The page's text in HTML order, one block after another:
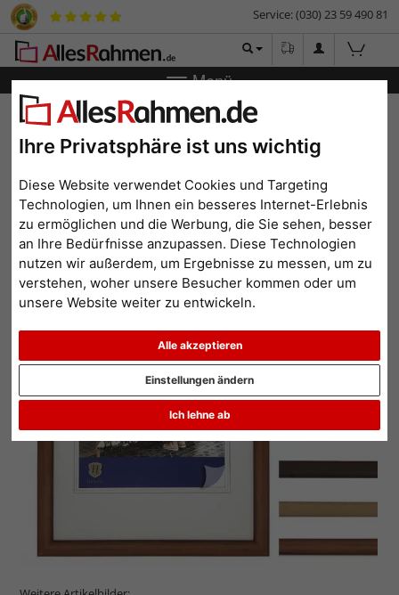
Ihre Privatsphäre ist uns wichtig
Diese Website verwendet Cookies und Targeting
Technologien, um Ihnen ein besseres Internet-Erlebnis
zu ermöglichen und die Werbung, die Sie sehen, besser
an Ihre Bedürfnisse anzupassen. Diese Technologien
nutzen wir außerdem, um Ergebnisse zu messen, um zu
verstehen, woher unsere Besucher kommen oder um
unsere Website weiter zu entwickeln.
Alle akzeptieren
Ich lehne ab
Einstellungen ändern
Service: (030) 23 59 490 81
Menü
Zurück| Bilderrahmen-Shop Bilderrahmen
Kunstoff-Bilderrahmen
Fancy